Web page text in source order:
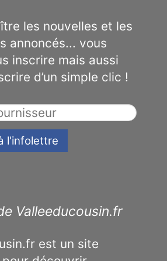
les nouvelles et les
annoncés... vous
inscrire mais aussi
d’un simple clic !
Valleeducousin.fr
est un site